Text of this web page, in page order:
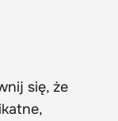
się, że